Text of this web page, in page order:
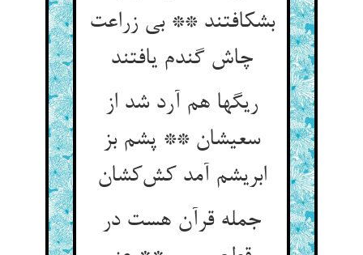
بشکافتند ** بی زراعت
چاش گندم یافتند
ریگها هم آرد شد از
سعیشان ** پشم بز
ابریشم آمد کش‌کشان
جمله قرآن هست در